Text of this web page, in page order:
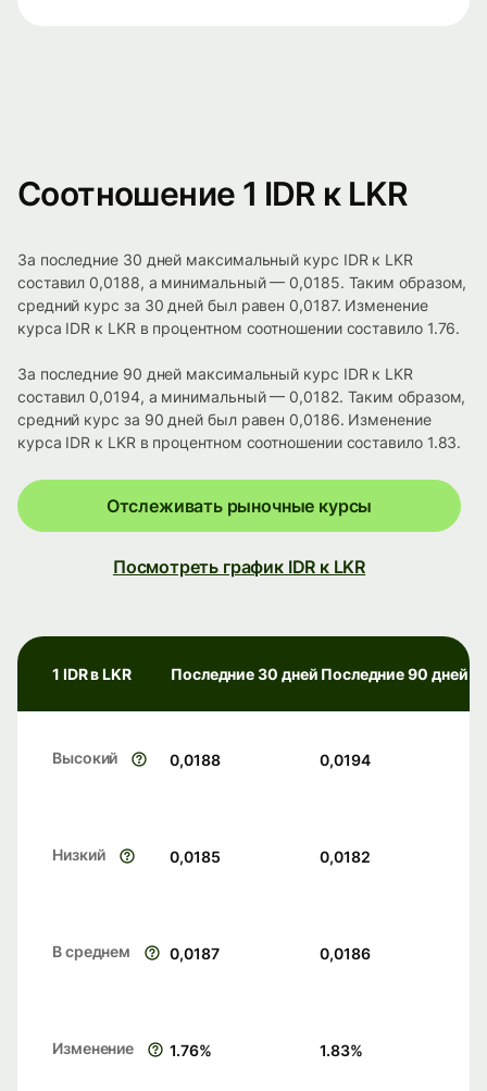
Соотношение 1 IDR к LKR
За последние 30 дней максимальный курс IDR к LKR
составил 0,0188, а минимальный — 0,0185. Таким образом,
средний курс за 30 дней был равен 0,0187. Изменение
курса IDR к LKR в процентном соотношении составило 1.76.
За последние 90 дней максимальный курс IDR к LKR
составил 0,0194, а минимальный — 0,0182. Таким образом,
средний курс за 90 дней был равен 0,0186. Изменение
курса IDR к LKR в процентном соотношении составило 1.83.
Отслеживать рыночные курсы
Посмотреть график IDR к LKR
1 IDR в LKR Последние 30 дней Последние 90 дней
Высокий 0,0188 0,0194
Низкий 0,0185 0,0182
В среднем 0,0187 0,0186
Изменение 1.76% 1.83%